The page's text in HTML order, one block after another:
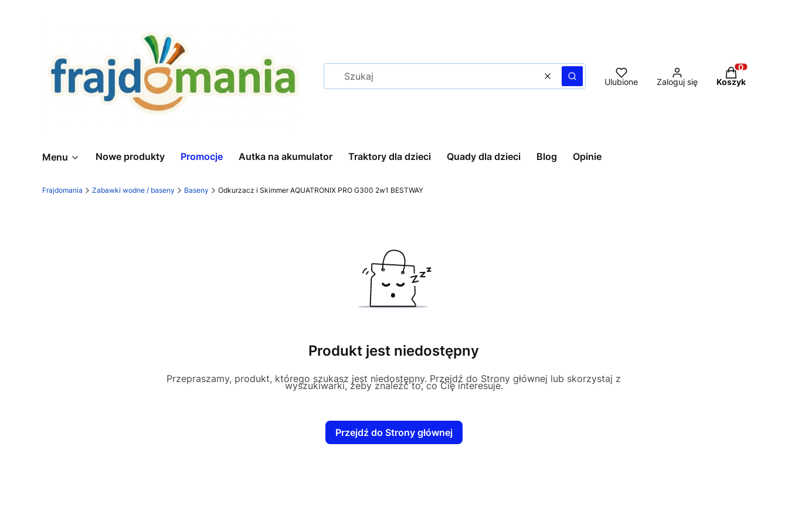
WyczyśćSzukaj Ulubione Zaloguj się
Produkty w
Koszyk
Menu Nowe produkty Promocje Autka na akumulator Traktory dla dzieci Quady dla dzieci Blog Opinie
Frajdomania Zabawki wodne / baseny Baseny Odkurzacz i Skimmer AQUATRONIX PRO G300 2w1 BESTWAY
Produkt jest niedostępny
Przepraszamy, produkt, którego szukasz jest niedostępny. Przejdź do Strony głównej lub skorzystaj z
wyszukiwarki, żeby znaleźć to, co Cię interesuje.
Przejdź do Strony głównej